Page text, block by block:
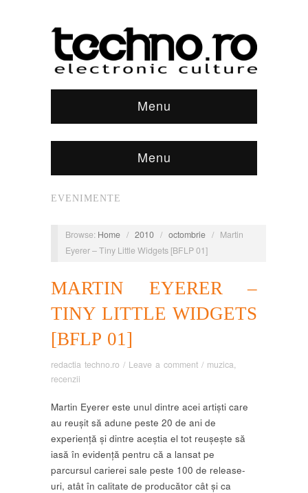
Menu
Menu
EVENIMENTE
Browse: Home / 2010 / octombrie / Martin
Eyerer – Tiny Little Widgets [BFLP 01]
MARTIN EYERER –
TINY LITTLE WIDGETS
[BFLP 01]
redactia techno.ro / Leave a comment / muzica,
recenzii
Martin Eyerer este unul dintre acei artiști care
au reușit să adune peste 20 de ani de
experiență și dintre aceștia el tot reușește să
iasă în evidență pentru că a lansat pe
parcursul carierei sale peste 100 de release-
uri, atât în calitate de producător cât și ca